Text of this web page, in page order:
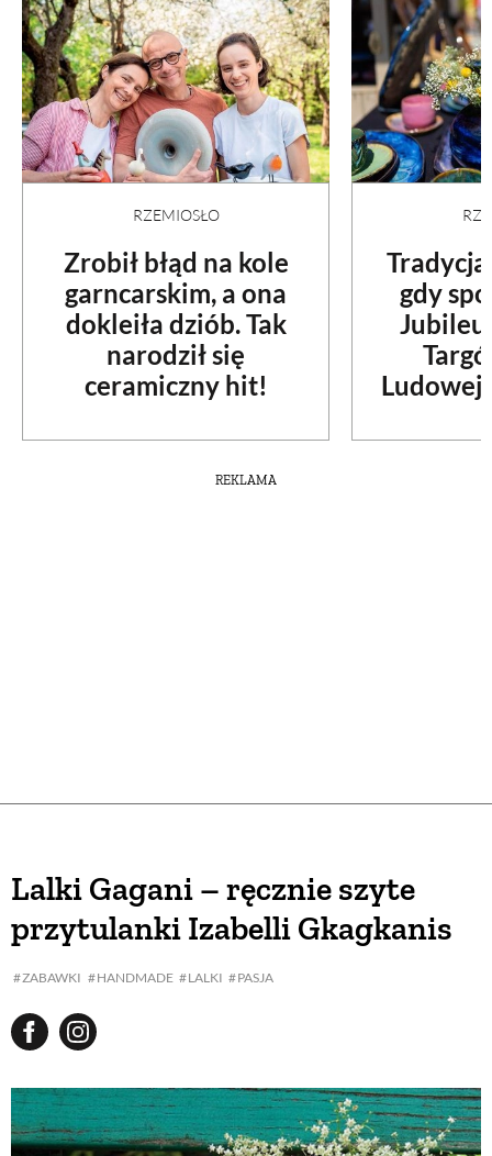
RZEMIOSŁO
Zrobił błąd na kole
garncarskim, a ona
dokleiła dziób. Tak
narodził się
ceramiczny hit!
gdy
Ludowej
REKLAMA
Lalki Gagani – ręcznie szyte
przytulanki Izabelli Gkagkanis
ZABAWKI HANDMADE LALKI PASJA